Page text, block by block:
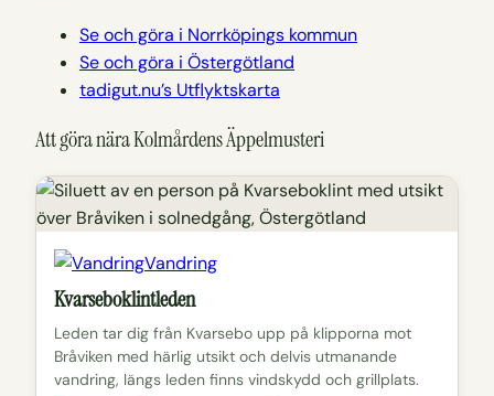
Se och göra i Norrköpings kommun
Se och göra i Östergötland
tadigut.nu’s Utflyktskarta
Att göra nära Kolmårdens Äppelmusteri
Vandring
Kvarseboklintleden
Leden tar dig från Kvarsebo upp på klipporna mot
Bråviken med härlig utsikt och delvis utmanande
vandring, längs leden finns vindskydd och grillplats.